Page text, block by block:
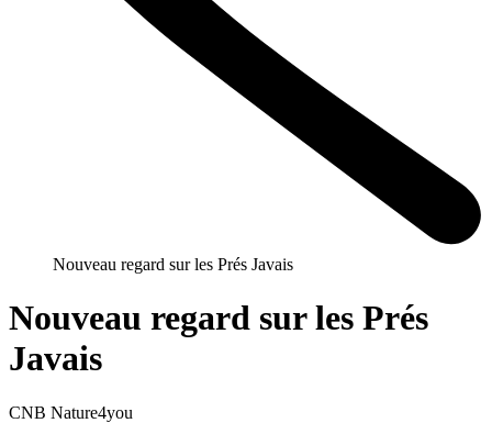
Nouveau regard sur les Prés Javais
Nouveau regard sur les Prés
Javais
CNB Nature4you